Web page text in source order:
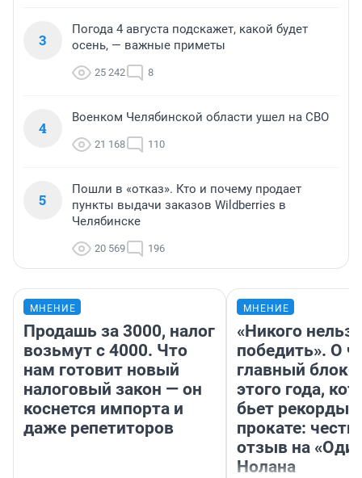
3
Погода 4 августа подскажет, какой будет
осень, — важные приметы
25 242 8
4
Военком Челябинской области ушел на СВО
21 168 110
5
Пошли в «отказ». Кто и почему продает
пункты выдачи заказов Wildberries в
Челябинске
20 569 196
МНЕНИЕ
Продашь за 3000, налог
возьмут с 4000. Что
нам готовит новый
налоговый закон — он
коснется импорта и
даже репетиторов
МНЕНИЕ
«Никого нельзя
победить». О
главный
этого года,
бьет рекорды в
прокате:
отзыв на
Нолана